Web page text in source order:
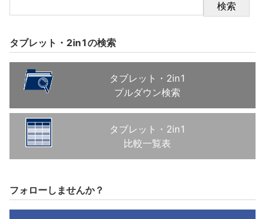
検索
タブレット・2in1の検索
タブレット・2in1
プルダウン検索
タブレット・2in1
比較一覧表
フォローしませんか？